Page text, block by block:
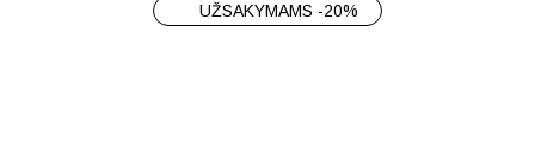
UŽSAKYMAMS -20%